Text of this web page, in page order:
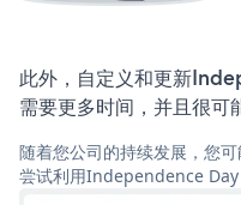
此外，自定义和更新
需要更多时间，并且很可
随着您公司的持续发展，您
尝试利用Independence Day